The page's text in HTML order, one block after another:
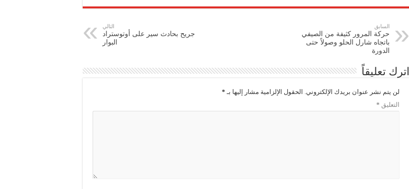
السابق
حركة المرور كثيفة من الصيفي
باتجاه شارل الحلو وصولاً حتى
الدورة
التالي
جريح بحادث سير على أوتوستراد
البوار
اترك تعليقاً
لن يتم نشر عنوان بريدك الإلكتروني. الحقول الإلزامية مشار إليها بـ *
التعليق *